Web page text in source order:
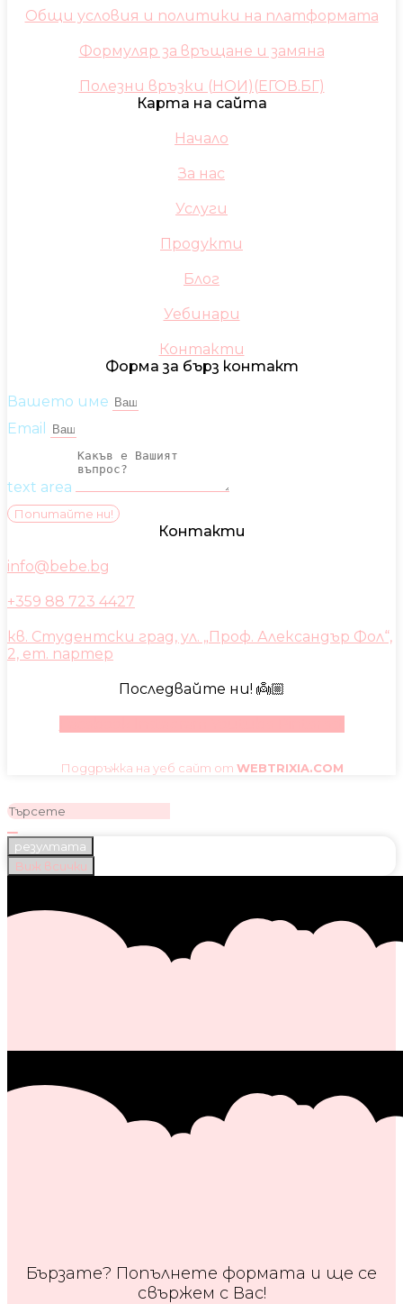
Общи условия и политики на платформата
Формуляр за връщане и замяна
Полезни връзки (НОИ)(ЕГОВ.БГ)
Карта на сайта
Начало
За нас
Услуги
Продукти
Блог
Уебинари
Контакти
Форма за бърз контакт
Вашето име
Email
text area
Попитайте ни!
Контакти
info@bebe.bg
+359 88 723 4427
кв. Студентски град, ул. „Проф. Александър Фол“,
2, ет. партер
Последвайте ни! 👼🏼
Поддръжка на уеб сайт от WEBTRIXIA.COM
резултата
Виж всички
Бързате? Попълнете формата и ще се
свържем с Вас!